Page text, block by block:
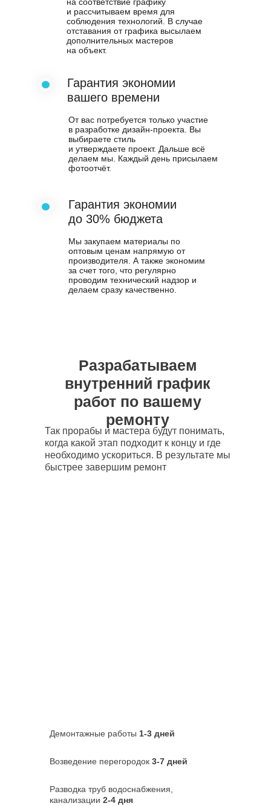
на соответствие графику
и рассчитываем время для
соблюдения технологий. В случае
отставания от графика высылаем
дополнительных мастеров
на объект.
Гарантия экономии
вашего времени
От вас потребуется только участие
в разработке дизайн-проекта. Вы
выбираете стиль
и утверждаете проект. Дальше всё
делаем мы. Каждый день присылаем
фотоотчёт.
Гарантия экономии
до 30% бюджета
Мы закупаем материалы по
оптовым ценам напрямую от
производителя. А также экономим
за счет того, что регулярно
проводим технический надзор и
делаем сразу качественно.
Разрабатываем
внутренний график
работ по вашему
ремонту
Так прорабы и мастера будут понимать,
когда какой этап подходит к концу и где
необходимо ускориться. В результате мы
быстрее завершим ремонт
Демонтажные работы 1-3 дней
Возведение перегородок 3-7 дней
Разводка труб водоснабжения,
канализации 2-4 дня